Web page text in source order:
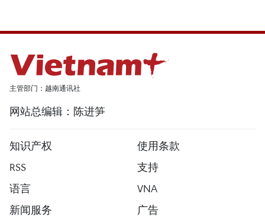
主管部门：越南通讯社
网站总编辑：陈进笋
知识产权
使用条款
RSS
支持
语言
VNA
新闻服务
广告